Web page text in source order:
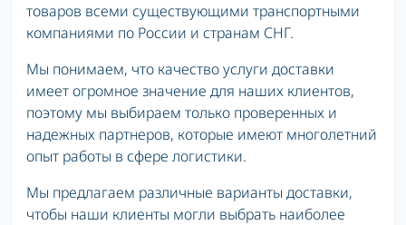
товаров всеми существующими транспортными
компаниями по России и странам СНГ.
Мы понимаем, что качество услуги доставки
имеет огромное значение для наших клиентов,
поэтому мы выбираем только проверенных и
надежных партнеров, которые имеют многолетний
опыт работы в сфере логистики.
Мы предлагаем различные варианты доставки,
чтобы наши клиенты могли выбрать наиболее